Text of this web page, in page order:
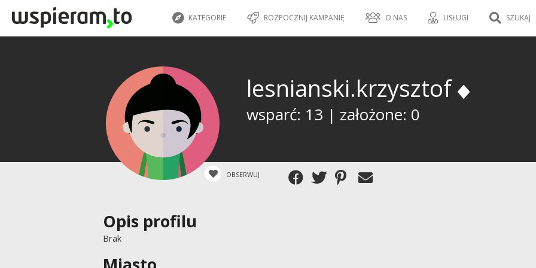
KATEGORIE ROZPOCZNIJ KAMPANIĘ O NAS USŁUGI SZUKAJ
lesnianski.krzysztof
wsparć: 13 | założone: 0
OBSERWUJ
Opis profilu
Brak